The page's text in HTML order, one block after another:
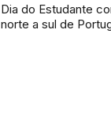
Dia do Estudante
norte a sul de